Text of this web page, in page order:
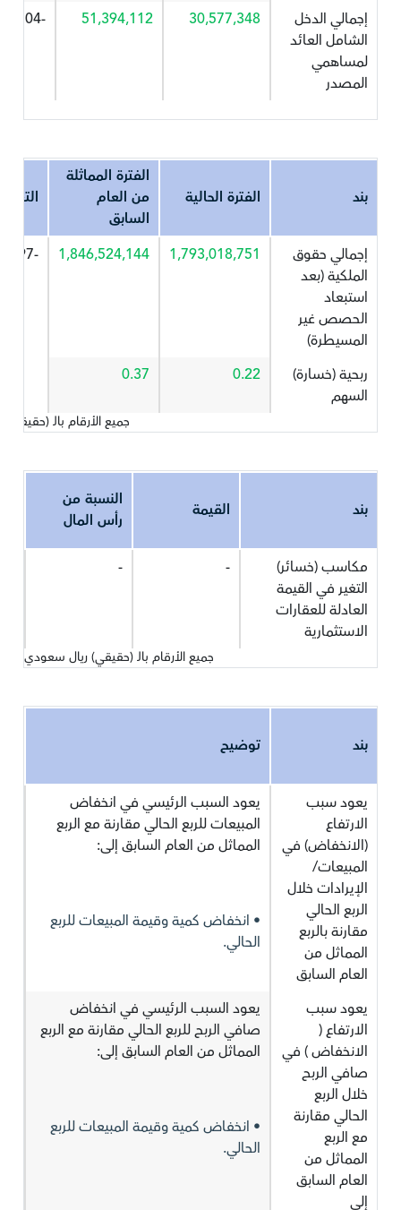
إجمالي الدخل
الشامل العائد
لمساهمي
المصدر
30,577,348
51,394,112
-40.504
بند الفترة الحالية
الفترة المماثلة
من العام
السابق
إجمالي حقوق
الملكية (بعد
استبعاد
الحصص غير
المسيطرة)
1,793,018,751
1,846,524,144
-2.897
ربحية (خسارة)
السهم
0.22
0.37
جميع الأرقام بالـ
بند القيمة
النسبة من
رأس المال
مكاسب (خسائر)
التغير في القيمة
العادلة للعقارات
الاستثمارية
-
-
جميع الأرقام بالـ (حقيقي) ريال سعودي
بند توضيح
يعود سبب
الارتفاع
(الانخفاض) في
المبيعات/
الإيرادات خلال
الربع الحالي
مقارنة بالربع
المماثل من
العام السابق
يعود السبب الرئيسي في انخفاض
المبيعات للربع الحالي مقارنة مع الربع
المماثل من العام السابق إلى:
• انخفاض كمية وقيمة المبيعات للربع
الحالي.
يعود سبب
الارتفاع (
الانخفاض ) في
صافي الربح
خلال الربع
الحالي مقارنة
مع الربع
المماثل من
العام السابق
إلى
يعود السبب الرئيسي في انخفاض
صافي الربح للربع الحالي مقارنة مع الربع
المماثل من العام السابق إلى:
• انخفاض كمية وقيمة المبيعات للربع
الحالي.